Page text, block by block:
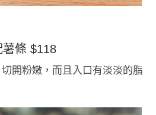
條 $118
開粉嫩，而且入口有淡淡的脂